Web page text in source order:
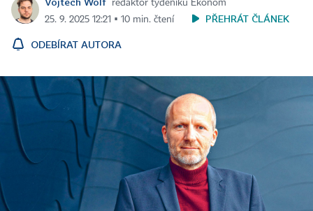
redaktor týdeníku Ekonom
25. 9. 2025 12:21 ▪ 10 min. čtení
PŘEHRÁT ČLÁNEK
ODEBÍRAT AUTORA